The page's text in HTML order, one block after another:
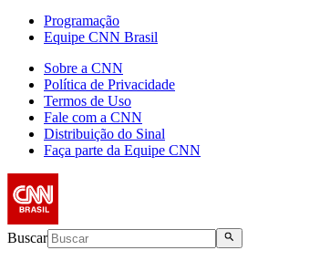
Programação
Equipe CNN Brasil
Sobre a CNN
Política de Privacidade
Termos de Uso
Fale com a CNN
Distribuição do Sinal
Faça parte da Equipe CNN
Buscar